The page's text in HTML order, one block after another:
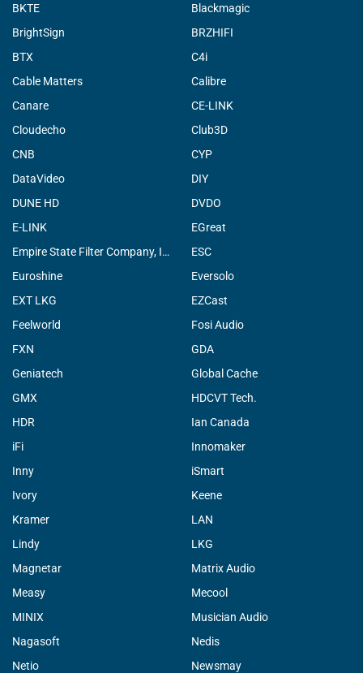
BKTE
Blackmagic
BrightSign
BRZHIFI
BTX
C4i
Cable Matters
Calibre
Canare
CE-LINK
Cloudecho
Club3D
CNB
CYP
DataVideo
DIY
DUNE HD
DVDO
E-LINK
EGreat
Empire State Filter Company, INC.
ESC
Euroshine
Eversolo
EXT LKG
EZCast
Feelworld
Fosi Audio
FXN
GDA
Geniatech
Global Cache
GMX
HDCVT Tech.
HDR
Ian Canada
iFi
Innomaker
Inny
iSmart
Ivory
Keene
Kramer
LAN
Lindy
LKG
Magnetar
Matrix Audio
Measy
Mecool
MINIX
Musician Audio
Nagasoft
Nedis
Netio
Newsmay